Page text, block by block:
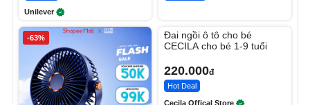
Unilever
-63%
Đai ngồi ô tô cho bé
CECILA cho bé 1-9 tuổi
220.000đ
Hot Deal
Cecila Offical Store